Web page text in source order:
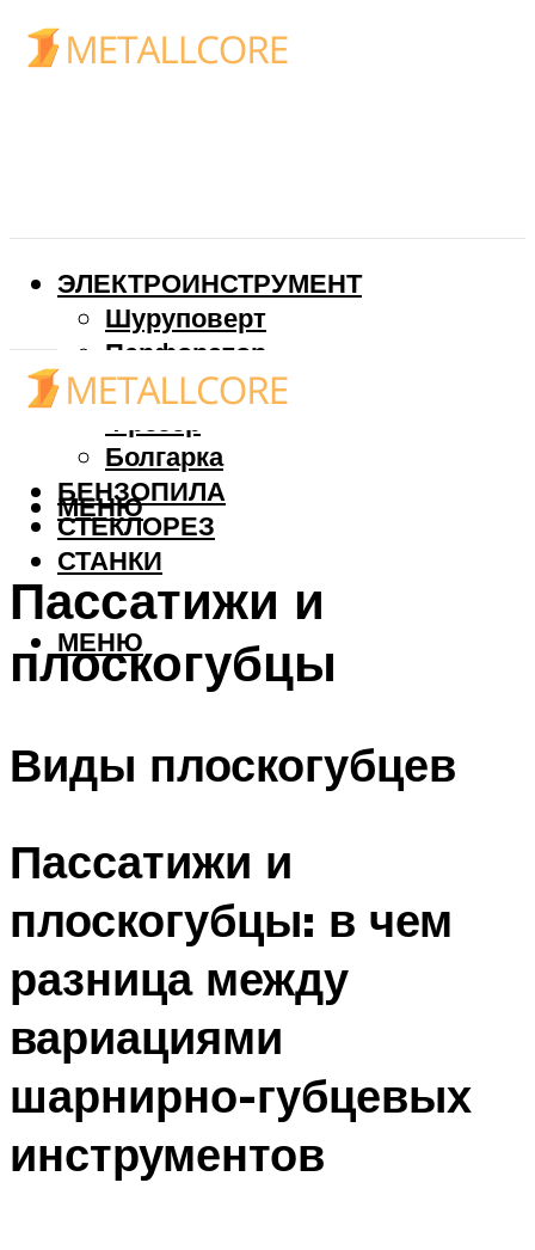
ЭЛЕКТРОИНСТРУМЕНТ
Шуруповерт
Перфоратор
Дрель
Фрезер
Болгарка
БЕНЗОПИЛА
СТЕКЛОРЕЗ
СТАНКИ
МЕНЮ
МЕНЮ
Пассатижи и
плоскогубцы
Виды плоскогубцев
Пассатижи и
плоскогубцы: в чем
разница между
вариациями
шарнирно-губцевых
инструментов